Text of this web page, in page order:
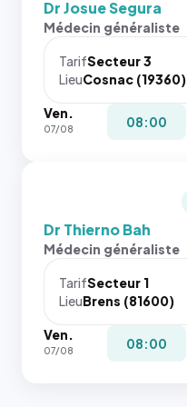
Dr Josue Segura
Médecin généraliste
TarifSecteur 3
LieuCosnac (19360)
Ven.
07/08 08:00
Dr Thierno Bah
Médecin généraliste
TarifSecteur 1
LieuBrens (81600)
Ven.
07/08 08:00